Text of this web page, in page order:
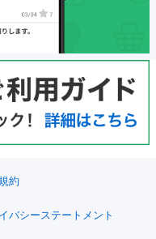
約
バシーステートメント